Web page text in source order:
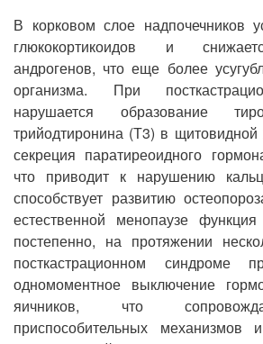
В корковом слое надпочечников
глюкокортикоидов и
андрогенов, что еще более
организма. При
нарушается образование
трийодтиронина (Т3) в щитовидной
секреция паратиреоидного
что приводит к нарушению
способствует развитию
естественной менопаузе функция
постепенно, на протяжении
посткастрационном синдроме
одномоментное выключение
яичников, что
приспособительных механизмов